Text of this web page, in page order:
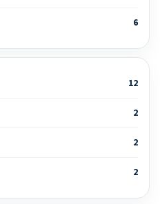
6
12
2
2
2